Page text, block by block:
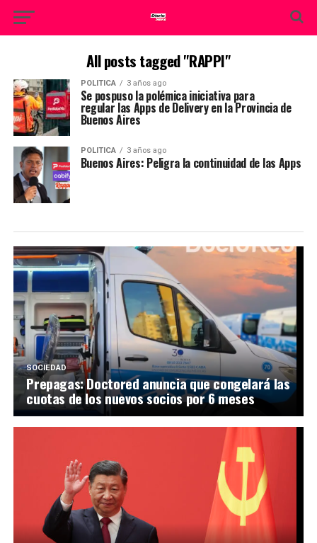
All posts tagged "RAPPI"
POLITICA 3 años ago
Se pospuso la polémica iniciativa para
regular las Apps de Delivery en la Provincia de
Buenos Aires
POLITICA 3 años ago
Buenos Aires: Peligra la continuidad de las Apps
SOCIEDAD
Prepagas: Doctored anuncia que congelará las
cuotas de los nuevos socios por 6 meses